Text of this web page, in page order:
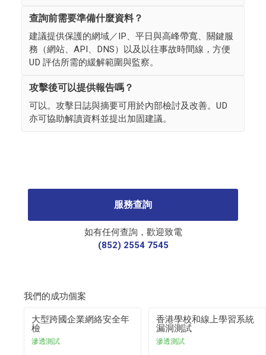
查詢前需要準備什麼資料？
建議提供保護的網域／IP、平日與高峰帶寬、關鍵服
務（網站、API、DNS）以及以往事故時間線，方便
UD 評估所需的緩解範圍與監察。
攻擊後可以提供報告嗎？
可以。攻擊日誌與摘要可用於內部檢討及改善。UD
亦可協助解讀資料並提出加固建議。
服務查詢
如有任何查詢，歡迎致電
(852) 2554 7545
我們的成功個案
大型跨國企業網絡安全年
檢
滲透測試
香港學校和線上學習系統
漏洞測試
滲透測試